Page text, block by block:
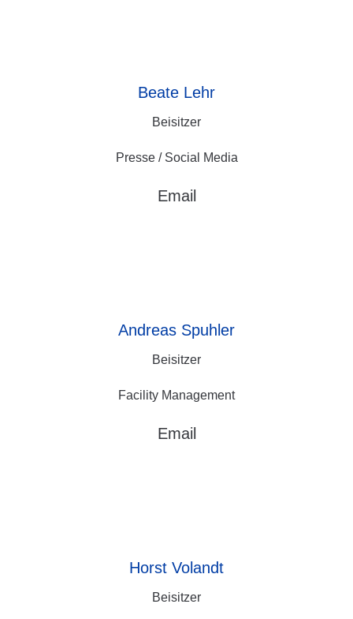
Beate Lehr
Beisitzer
Presse / Social Media
Email
Andreas Spuhler
Beisitzer
Facility Management
Email
Horst Volandt
Beisitzer